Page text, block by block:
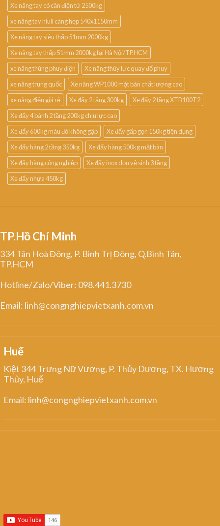
Xe nâng tay có cân điện tử 2500kg
xe nâng tay niuli càng hẹp 540x1150mm
Xe nâng tay siêu thấp 51mm 2000kg
Xe nâng tay thấp 51mm 2000kg tại Hà Nội/TP.HCM
xe nâng thùng phuy điện
Xe nâng thủy lực quay đổ phuy
xe nâng trung quốc
Xe nâng WP1000 mặt bàn chất lượng cao
xe nâng điện giá rẻ
Xe đẩy 2 tầng 300kg
Xe đẩy 2 tầng XTB100T2
Xe đẩy 4 bánh 2 tầng 200kg chịu lực cao
Xe đẩy 600kg màu đỏ không gập
Xe đẩy gấp gọn 150kg tiện dụng
Xe đẩy hàng 2 tầng 350kg
Xe đẩy hàng 500kg mặt bàn
Xe đẩy hàng công nghiệp
Xe đẩy inox dọn vệ sinh 3 tầng
Xe đẩy nhựa 450kg
TP.Hồ Chí Minh
334 Tân Hoà Đông, P. Bình Trị Đông, Q.Bình Tân,
TP.HCM
Hotline/Zalo/Viber: 098.441.3730
Email: linh@congnghiepvietxanh.com.vn
Huế
Kiệt 344 Trưng Nữ Vương, P. Thủy Dương, TX. Hương
Thủy, Huế
Email: linh@congnghiepvietxanh.com.vn